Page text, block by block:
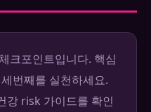
크포인트입니다. 핵심
번째를 실천하세요.
강 risk 가이드를 확인